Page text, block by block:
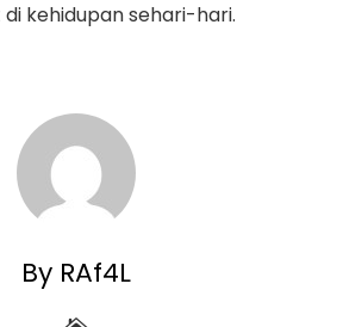
kehidupan sehari-hari.
By RAf4L